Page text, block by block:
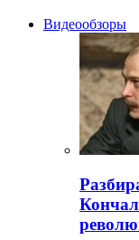
Видеообзоры